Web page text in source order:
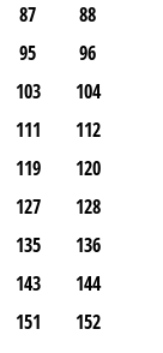
87
88
95
96
103
104
111
112
119
120
127
128
135
136
143
144
151
152